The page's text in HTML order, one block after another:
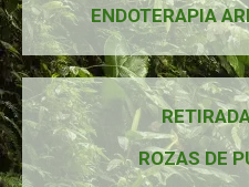
ENDOTERAPIA
ROZAS DE